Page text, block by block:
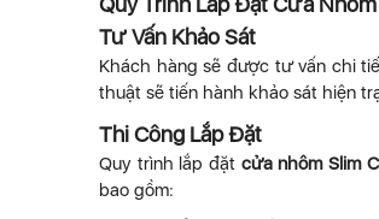
Tư Vấn Khảo Sát
Khách hàng sẽ được tư vấn chi
thuật sẽ tiến hành khảo sát hiện
Thi Công Lắp Đặt
Quy trình lắp đặt cửa nhôm Slim
bao gồm: